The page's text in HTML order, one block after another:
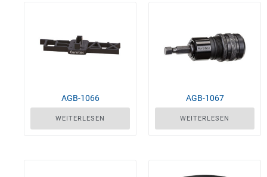
AGB-1066
WEITERLESEN
AGB-1067
WEITERLESEN